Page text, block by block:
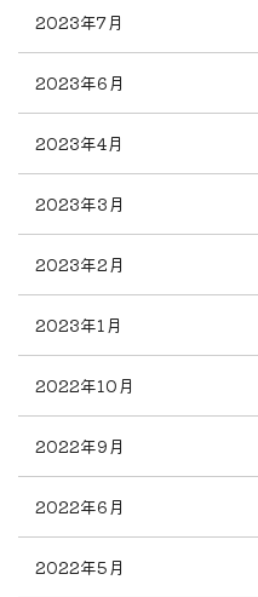
2023年7月
2023年6月
2023年4月
2023年3月
2023年2月
2023年1月
2022年10月
2022年9月
2022年6月
2022年5月